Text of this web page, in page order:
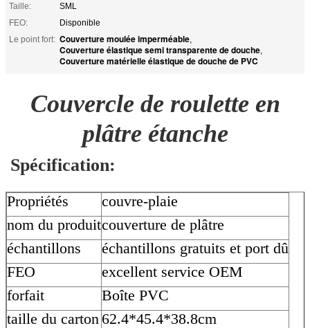
Taille:
SML
FEO:
Disponible
Le point fort: Couverture moulée imperméable,
Couverture élastique semi transparente de douche,
Couverture matérielle élastique de douche de PVC
Couvercle de roulette en
plâtre étanche
Spécification:
Propriétés
couvre-plaie
nom du produitcouverture de plâtre
échantillons
échantillons gratuits et port dû
FEO
excellent service OEM
forfait
Boîte PVC
taille du carton 62.4*45.4*38.8cm